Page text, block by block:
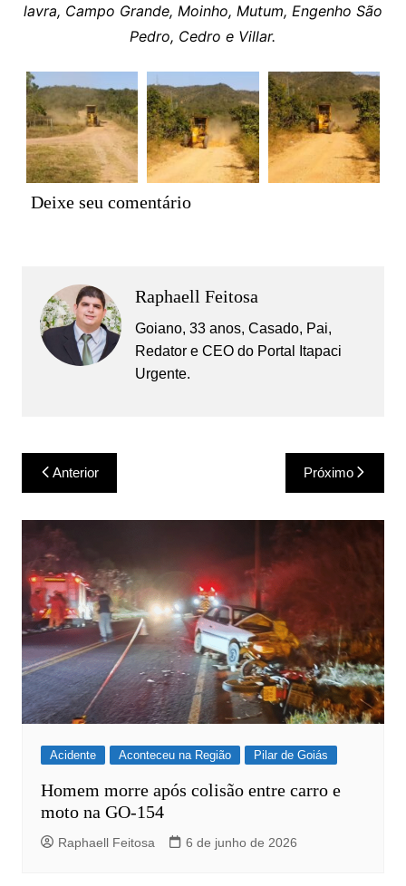
lavra, Campo Grande, Moinho, Mutum, Engenho São
Pedro, Cedro e Villar.
Deixe seu comentário
Raphaell Feitosa
Goiano, 33 anos, Casado, Pai,
Redator e CEO do Portal Itapaci
Urgente.
Navegação
de
Post
Anterior Próximo
Acidente Aconteceu na Região Pilar de Goiás
Homem morre após colisão entre carro e
moto na GO-154
Raphaell Feitosa 6 de junho de 2026